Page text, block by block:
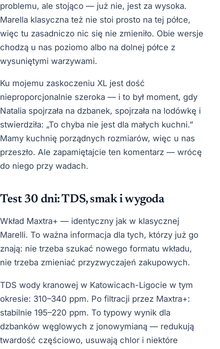
problemu, ale stojąco — już nie, jest za wysoka.
Marella klasyczna też nie stoi prosto na tej półce,
więc tu zasadniczo nic się nie zmieniło. Obie wersje
chodzą u nas poziomo albo na dolnej półce z
wysuniętymi warzywami.
Ku mojemu zaskoczeniu XL jest dość
nieproporcjonalnie szeroka — i to był moment, gdy
Natalia spojrzała na dzbanek, spojrzała na lodówkę i
stwierdziła: „To chyba nie jest dla małych kuchni.”
Mamy kuchnię porządnych rozmiarów, więc u nas
przeszło. Ale zapamiętajcie ten komentarz — wrócę
do niego przy wadach.
Test 30 dni: TDS, smak i wygoda
Wkład Maxtra+ — identyczny jak w klasycznej
Marelli. To ważna informacja dla tych, którzy już go
znają: nie trzeba szukać nowego formatu wkładu,
nie trzeba zmieniać przyzwyczajeń zakupowych.
TDS wody kranowej w Katowicach-Ligocie w tym
okresie: 310–340 ppm. Po filtracji przez Maxtra+:
stabilnie 195–220 ppm. To typowy wynik dla
dzbanków węglowych z jonowymianą — redukują
twardość częściowo, usuwają chlor i niektóre